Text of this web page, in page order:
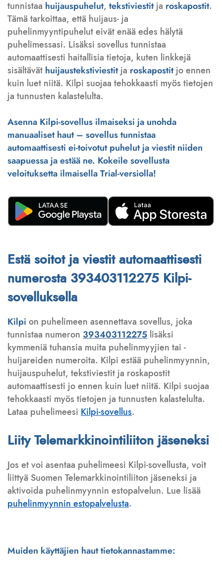
tunnistaa huijauspuhelut, tekstiviestitja roskapostit.
Tämä tarkoittaa, että huijaus- ja
puhelinmyyntipuhelut eivät enää edes hälytä
puhelimessasi. Lisäksi sovellus tunnistaa
automaattisesti haitallisia tietoja, kuten linkkejä
sisältävät huijaustekstiviestitja roskapostitjo ennen
kuin luet niitä. Kilpi suojaa tehokkaasti myös tietojen
ja tunnusten kalastelulta.
Asenna Kilpi-sovellus ilmaiseksi ja unohda
manuaaliset haut – sovellus tunnistaa
automaattisesti ei-toivotut puhelut ja viestit niiden
saapuessa ja estää ne. Kokeile sovellusta
veloituksetta ilmaisella Trial-versiolla!
Estä soitot ja viestit automaattisesti
numerosta 393403112275 Kilpi-
sovelluksella
Kilpi on puhelimeen asennettava sovellus, joka
tunnistaa numeron 393403112275 lisäksi
kymmeniä tuhansia muita puhelinmyyjien tai -
huijareiden numeroita. Kilpi estää puhelinmyynnin,
huijauspuhelut, tekstiviestit ja roskapostit
automaattisesti jo ennen kuin luet niitä. Kilpi suojaa
tehokkaasti myös tietojen ja tunnusten kalastelulta.
Lataa puhelimeesi Kilpi-sovellus.
Liity Telemarkkinointiliiton jäseneksi
Jos et voi asentaa puhelimeesi Kilpi-sovellusta, voit
liittyä Suomen Telemarkkinointiliiton jäseneksi ja
aktivoida puhelinmyynnin estopalvelun. Lue lisää
puhelinmyynnin estopalvelusta.
Muiden käyttäjien haut tietokannastamme: